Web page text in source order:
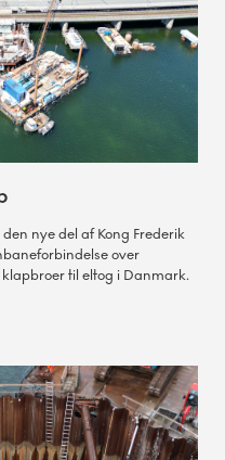
nye del af Kong Frederik
over
til eltog i Danmark.